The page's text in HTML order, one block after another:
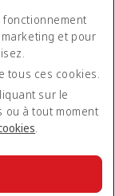
et pour
tous ces cookies.
sur le
ou à tout moment
.